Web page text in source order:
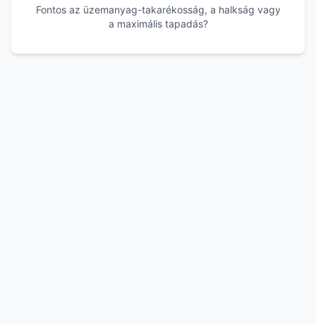
Fontos az üzemanyag-takarékosság, a halkság vagy
a maximális tapadás?